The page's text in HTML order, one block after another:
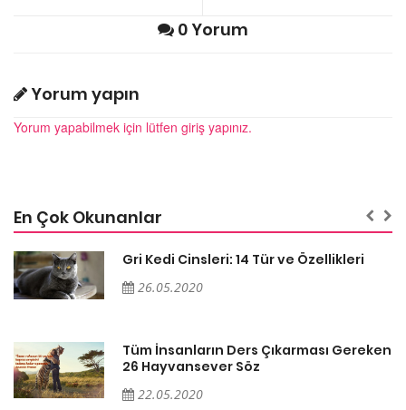
0 Yorum
Yorum yapın
Yorum yapabilmek için lütfen giriş yapınız.
En Çok Okunanlar
Gri Kedi Cinsleri: 14 Tür ve Özellikleri
26.05.2020
Tüm İnsanların Ders Çıkarması Gereken
26 Hayvansever Söz
22.05.2020